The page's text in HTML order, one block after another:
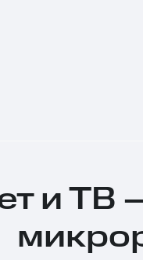
и ТВ